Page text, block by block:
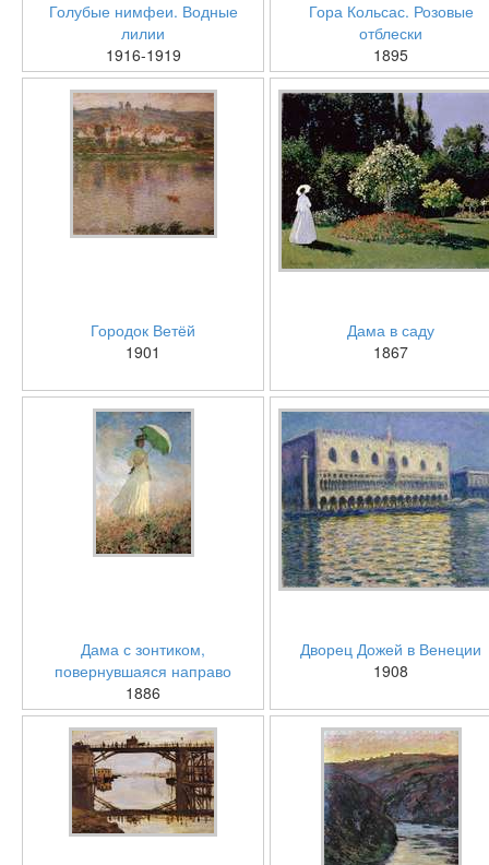
Голубые нимфеи. Водные
лилии
1916-1919
Гора Кольсас. Розовые
отблески
1895
Городок Ветёй
1901
Дама в саду
1867
Дама с зонтиком,
повернувшаяся направо
1886
Дворец Дожей в Венеции
1908